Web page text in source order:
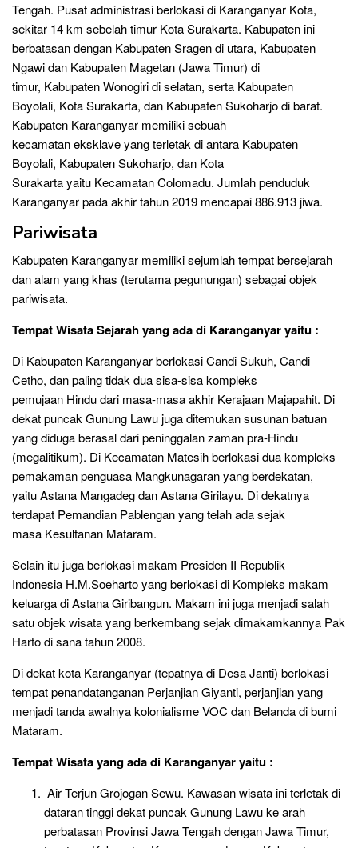
Tengah. Pusat administrasi berlokasi di Karanganyar Kota,
sekitar 14 km sebelah timur Kota Surakarta. Kabupaten ini
berbatasan dengan Kabupaten Sragen di utara, Kabupaten
Ngawi dan Kabupaten Magetan (Jawa Timur) di
timur, Kabupaten Wonogiri di selatan, serta Kabupaten
Boyolali, Kota Surakarta, dan Kabupaten Sukoharjo di barat.
Kabupaten Karanganyar memiliki sebuah
kecamatan eksklave yang terletak di antara Kabupaten
Boyolali, Kabupaten Sukoharjo, dan Kota
Surakarta yaitu Kecamatan Colomadu. Jumlah penduduk
Karanganyar pada akhir tahun 2019 mencapai 886.913 jiwa.
Pariwisata
Kabupaten Karanganyar memiliki sejumlah tempat bersejarah
dan alam yang khas (terutama pegunungan) sebagai objek
pariwisata.
Tempat Wisata Sejarahyang ada di Karanganyar yaitu :
Di Kabupaten Karanganyar berlokasi Candi Sukuh, Candi
Cetho, dan paling tidak dua sisa-sisa kompleks
pemujaan Hindu dari masa-masa akhir Kerajaan Majapahit. Di
dekat puncak Gunung Lawu juga ditemukan susunan batuan
yang diduga berasal dari peninggalan zaman pra-Hindu
(megalitikum). Di Kecamatan Matesih berlokasi dua kompleks
pemakaman penguasa Mangkunagaran yang berdekatan,
yaitu Astana Mangadeg dan Astana Girilayu. Di dekatnya
terdapat Pemandian Pablengan yang telah ada sejak
masa Kesultanan Mataram.
Selain itu juga berlokasi makam Presiden II Republik
Indonesia H.M.Soeharto yang berlokasi di Kompleks makam
keluarga di Astana Giribangun. Makam ini juga menjadi salah
satu objek wisata yang berkembang sejak dimakamkannya Pak
Harto di sana tahun 2008.
Di dekat kota Karanganyar (tepatnya di Desa Janti) berlokasi
tempat penandatanganan Perjanjian Giyanti, perjanjian yang
menjadi tanda awalnya kolonialisme VOC dan Belanda di bumi
Mataram.
Tempat Wisata yang ada di Karanganyar yaitu :
Air Terjun Grojogan Sewu. Kawasan wisata ini terletak di
dataran tinggi dekat puncak Gunung Lawu ke arah
perbatasan Provinsi Jawa Tengah dengan Jawa Timur,